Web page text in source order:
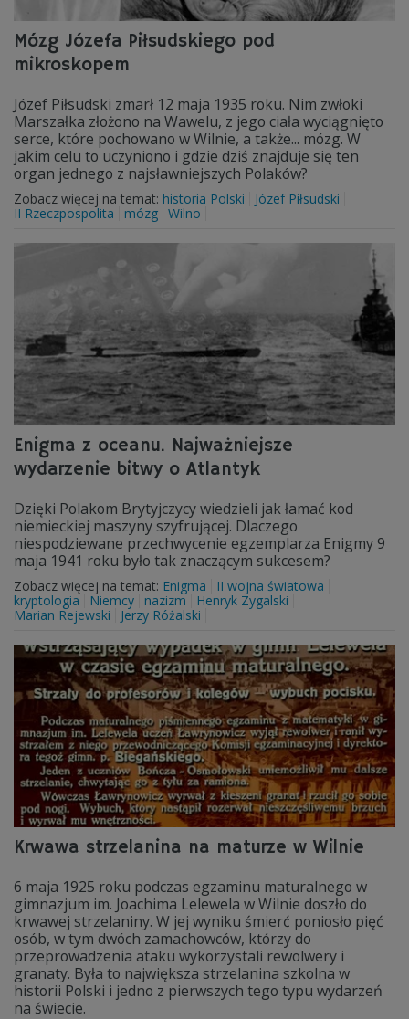
Mózg Józefa Piłsudskiego pod
mikroskopem
Józef Piłsudski zmarł 12 maja 1935 roku. Nim zwłoki
Marszałka złożono na Wawelu, z jego ciała wyciągnięto
serce, które pochowano w Wilnie, a także... mózg. W
jakim celu to uczyniono i gdzie dziś znajduje się ten
organ jednego z najsławniejszych Polaków?
Zobacz więcej na temat: historia Polski
Józef Piłsudski
II Rzeczpospolita
mózg Wilno
Enigma z oceanu. Najważniejsze
wydarzenie bitwy o Atlantyk
Dzięki Polakom Brytyjczycy wiedzieli jak łamać kod
niemieckiej maszyny szyfrującej. Dlaczego
niespodziewane przechwycenie egzemplarza Enigmy 9
maja 1941 roku było tak znaczącym sukcesem?
Zobacz więcej na temat: Enigma
II wojna światowa
kryptologia
Niemcy nazizm
Henryk Zygalski
Marian Rejewski
Jerzy Różalski
Krwawa strzelanina na maturze w Wilnie
6 maja 1925 roku podczas egzaminu maturalnego w
gimnazjum im. Joachima Lelewela w Wilnie doszło do
krwawej strzelaniny. W jej wyniku śmierć poniosło pięć
osób, w tym dwóch zamachowców, którzy do
przeprowadzenia ataku wykorzystali rewolwery i
granaty. Była to największa strzelanina szkolna w
historii Polski i jedno z pierwszych tego typu wydarzeń
na świecie.